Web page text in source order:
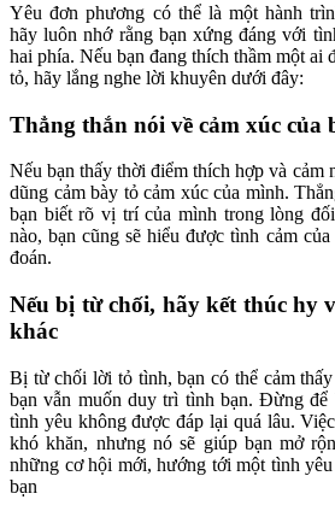
Yêu đơn phương có thể là một hành
hãy luôn nhớ rằng bạn xứng đáng với
hai phía. Nếu bạn đang thích thầm một ai
tỏ, hãy lắng nghe lời khuyên dưới đây:
Thẳng thắn nói về cảm xúc của
Nếu bạn thấy thời điểm thích hợp và cảm
dũng cảm bày tỏ cảm xúc của mình.
bạn biết rõ vị trí của mình trong lòng
nào, bạn cũng sẽ hiểu được tình cảm
đoán.
Nếu bị từ chối, hãy kết thúc hy
khác
Bị từ chối lời tỏ tình, bạn có thể cảm
bạn vẫn muốn duy trì tình bạn. Đừng để
tình yêu không được đáp lại quá lâu.
khó khăn, nhưng nó sẽ giúp bạn mở
những cơ hội mới, hướng tới một tình
bạn